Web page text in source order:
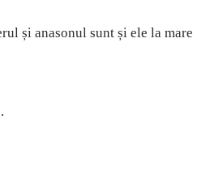
și anasonul sunt și ele la mare